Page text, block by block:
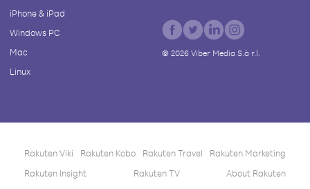
iPhone & iPad
Windows PC
Mac
Linux
© 2026Viber Media S.à r.l.
Rakuten Viki Rakuten Kobo Rakuten Travel
Rakuten Marketing
Rakuten Insight
Rakuten TV About Rakuten